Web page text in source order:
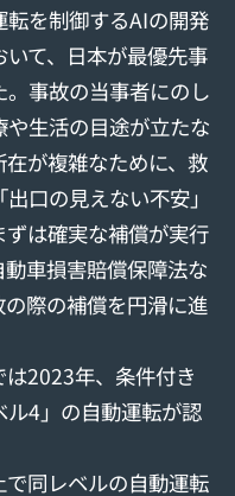
を制御するAIの開発
て、日本が最優先事
事故の当事者にのし
生活の目途が立たな
が複雑なために、救
口の見えない不安」
は確実な補償が実行
車損害賠償保障法な
際の補償を円滑に進
2023年、条件付き
4」の自動運転が認
同レベルの自動運転